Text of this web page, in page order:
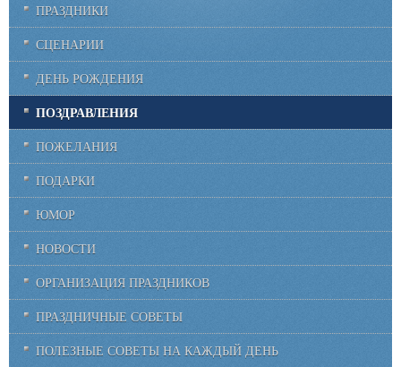
ПРАЗДНИКИ
СЦЕНАРИИ
ДЕНЬ РОЖДЕНИЯ
ПОЗДРАВЛЕНИЯ
ПОЖЕЛАНИЯ
ПОДАРКИ
ЮМОР
НОВОСТИ
ОРГАНИЗАЦИЯ ПРАЗДНИКОВ
ПРАЗДНИЧНЫЕ СОВЕТЫ
ПОЛЕЗНЫЕ СОВЕТЫ НА КАЖДЫЙ ДЕНЬ